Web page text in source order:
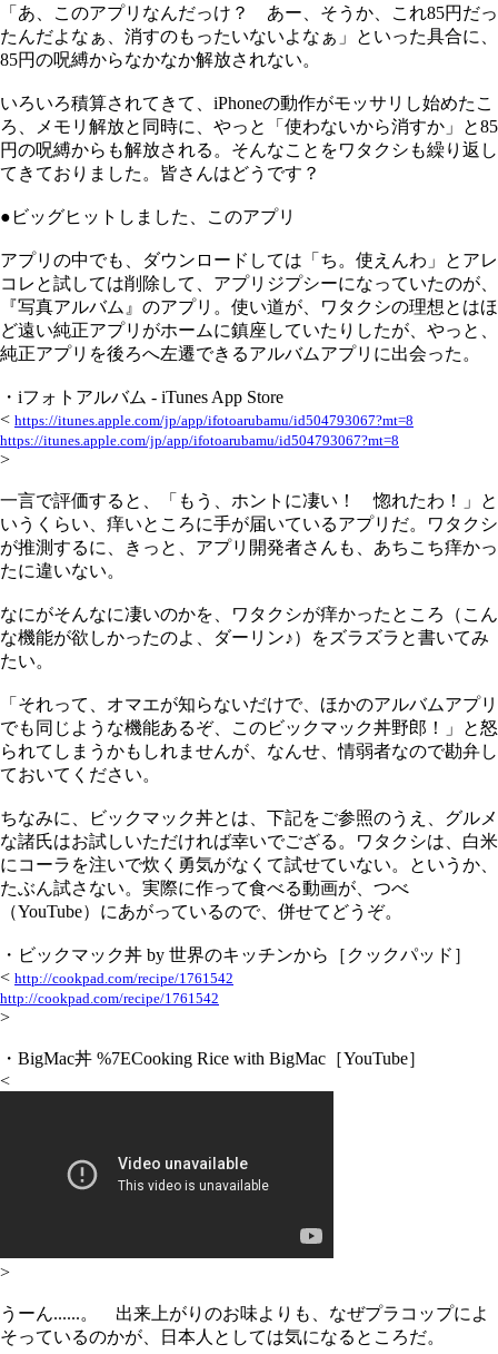
「あ、このアプリなんだっけ？ あー、そうか、これ85円だっ
たんだよなぁ、消すのもったいないよなぁ」といった具合に、
85円の呪縛からなかなか解放されない。
いろいろ積算されてきて、iPhoneの動作がモッサリし始めたこ
ろ、メモリ解放と同時に、やっと「使わないから消すか」と85
円の呪縛からも解放される。そんなことをワタクシも繰り返し
てきておりました。皆さんはどうです？
●ビッグヒットしました、このアプリ
アプリの中でも、ダウンロードしては「ち。使えんわ」とアレ
コレと試しては削除して、アプリジプシーになっていたのが、
『写真アルバム』のアプリ。使い道が、ワタクシの理想とはほ
ど遠い純正アプリがホームに鎮座していたりしたが、やっと、
純正アプリを後ろへ左遷できるアルバムアプリに出会った。
・iフォトアルバム - iTunes App Store
< https://itunes.apple.com/jp/app/ifotoarubamu/id504793067?mt=8
https://itunes.apple.com/jp/app/ifotoarubamu/id504793067?mt=8
>
一言で評価すると、「もう、ホントに凄い！ 惚れたわ！」と
いうくらい、痒いところに手が届いているアプリだ。ワタクシ
が推測するに、きっと、アプリ開発者さんも、あちこち痒かっ
たに違いない。
なにがそんなに凄いのかを、ワタクシが痒かったところ（こん
な機能が欲しかったのよ、ダーリン♪）をズラズラと書いてみ
たい。
「それって、オマエが知らないだけで、ほかのアルバムアプリ
でも同じような機能あるぞ、このビックマック丼野郎！」と怒
られてしまうかもしれませんが、なんせ、情弱者なので勘弁し
ておいてください。
ちなみに、ビックマック丼とは、下記をご参照のうえ、グルメ
な諸氏はお試しいただければ幸いでござる。ワタクシは、白米
にコーラを注いで炊く勇気がなくて試せていない。というか、
たぶん試さない。実際に作って食べる動画が、つべ
（YouTube）にあがっているので、併せてどうぞ。
・ビックマック丼 by 世界のキッチンから［クックパッド］
< http://cookpad.com/recipe/1761542
http://cookpad.com/recipe/1761542
>
・BigMac丼 %7ECooking Rice with BigMac［YouTube］
<
>
うーん......。 出来上がりのお味よりも、なぜプラコップによ
そっているのかが、日本人としては気になるところだ。